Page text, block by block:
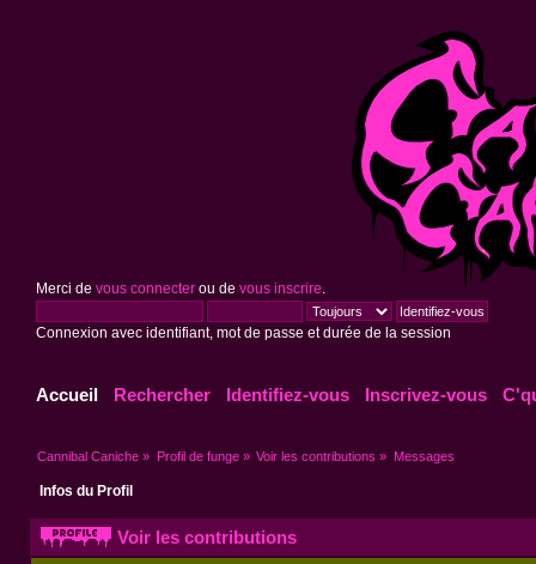
Merci de vous connecterou de vous inscrire
Connexion avec identifiant, mot de passe et durée de la session
Accueil Rechercher Identifiez-vous Inscrivez-vous
Cannibal Caniche » Profil de funge» Voir les contributions » Messages
Infos du Profil
Voir les contributions